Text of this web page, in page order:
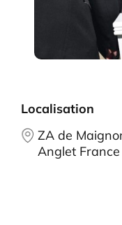
Localisation
ZA de
Anglet France